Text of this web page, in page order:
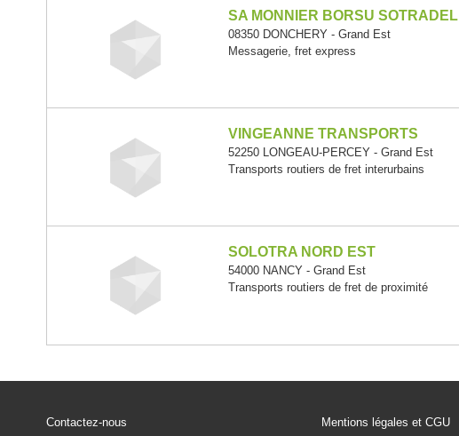
SA MONNIER BORSU SOTRADEL
08350 DONCHERY - Grand Est
Messagerie, fret express
VINGEANNE TRANSPORTS
52250 LONGEAU-PERCEY - Grand Est
Transports routiers de fret interurbains
SOLOTRA NORD EST
54000 NANCY - Grand Est
Transports routiers de fret de proximité
Contactez-nous Mentions légales et CGU